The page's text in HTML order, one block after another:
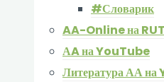
#Словарик
AA-Online на
АA на YouTube
Литература АА